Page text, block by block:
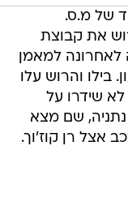
של מ.ס.
את קבוצת
לאחרונה למאמן
בילו והרוש עלו
לא שידרו על
שם מצא
אצל רן קוז'וך.